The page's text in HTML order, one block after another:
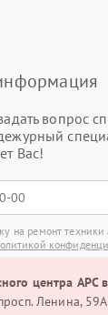
вопрос
Вас!
на ремонт техники
центра APC
Ленина, 59А